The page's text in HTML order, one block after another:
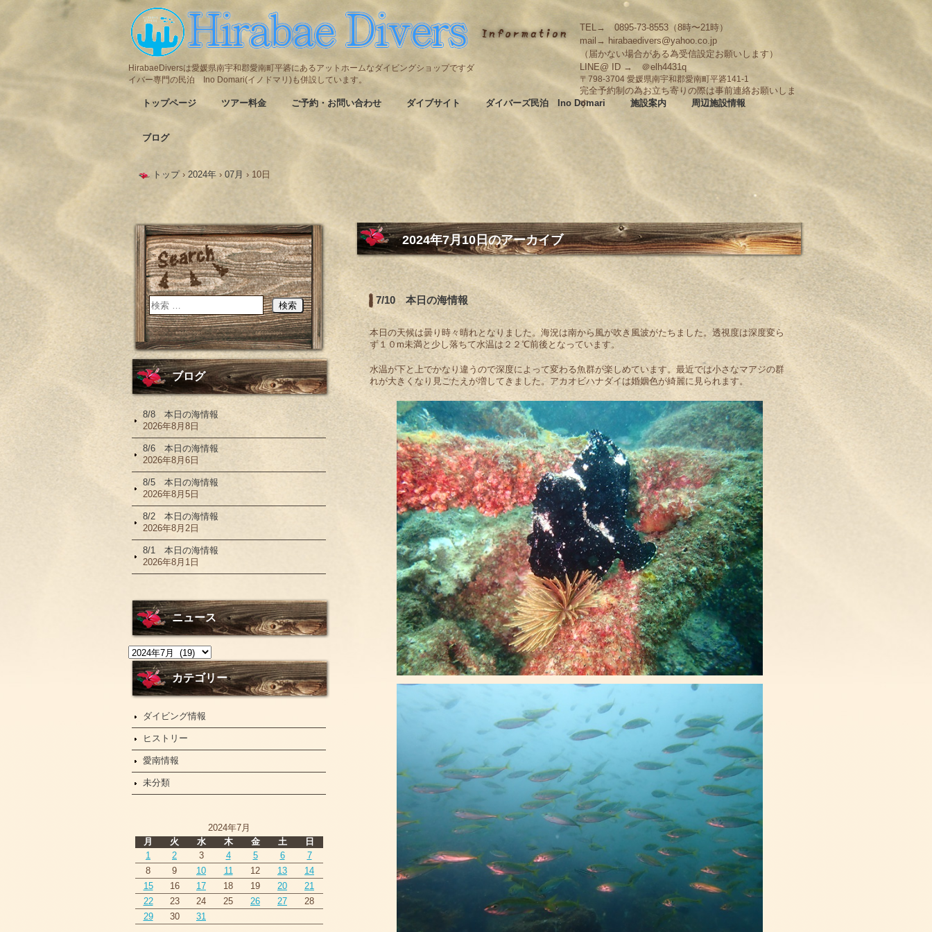
HirabaeDiversは愛媛県南宇和郡愛南町平碆にあるアットホームなダイビングショップですダ
イバー専門の民泊 Ino Domari(イノドマリ)も併設しています。
TEL→ 0895-73-8553（8時〜21時）
mail→ hirabaedivers@yahoo.co.jp
（届かない場合がある為受信設定お願いします）
LINE@ ID → ＠elh4431q
〒798-3704 愛媛県南宇和郡愛南町平碆141-1
完全予約制の為お立ち寄りの際は事前連絡お願いしま
す
トップページ ツアー料金 ご予約・お問い合わせ ダイブサイト ダイバーズ民泊 Ino Domari 施設案内 周辺施設情報
ブログ
トップ › 2024年 › 07月 › 10日
2024年7月10日のアーカイブ
7/10 本日の海情報
本日の天候は曇り時々晴れとなりました。海況は南から風が吹き風波がたちました。透視度は深度変ら
ず１０m未満と少し落ちて水温は２２℃前後となっています。
水温が下と上でかなり違うので深度によって変わる魚群が楽しめています。最近では小さなマアジの群
れが大きくなり見ごたえが増してきました。アカオビハナダイは婚姻色が綺麗に見られます。
ブログ
8/8 本日の海情報
2026年8月8日
8/6 本日の海情報
2026年8月6日
8/5 本日の海情報
2026年8月5日
8/2 本日の海情報
2026年8月2日
8/1 本日の海情報
2026年8月1日
ニュース
ニ
ュ
ー
カテゴリー
ダイビング情報
ヒストリー
愛南情報
未分類
2024年7月
月
火 水 木 金 土
日
1
2 3 4 5 6
7
8
9 10 11 12 13
14
15
16 17 18 19 20
21
22
23 24 25 26 27
28
29
30 31